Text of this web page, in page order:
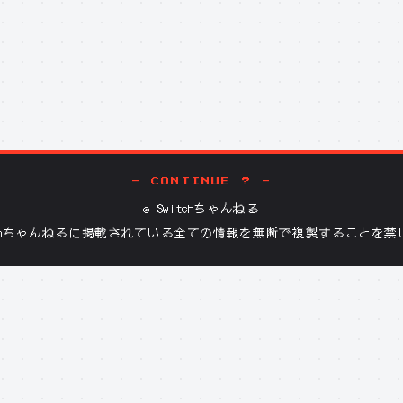
- CONTINUE ? -
© Switchちゃんねる
ゃんねる に掲載されている全ての情報を無断で複製することを禁